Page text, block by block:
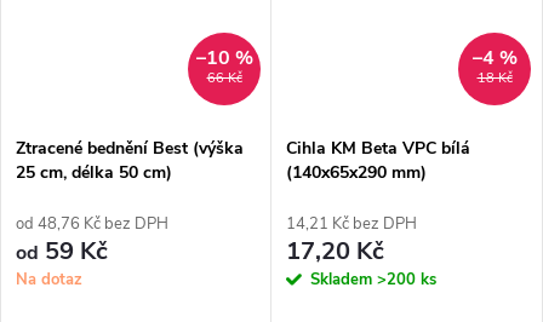
66 Kč
–10 %
Ztracené bednění Best (výška
25 cm, délka 50 cm)
od 48,76 Kč bez DPH
od 59 Kč
Na dotaz
18 Kč
–4 %
Cihla KM Beta VPC bílá
(140x65x290 mm)
14,21 Kč bez DPH
17,20 Kč
Skladem >200 ks